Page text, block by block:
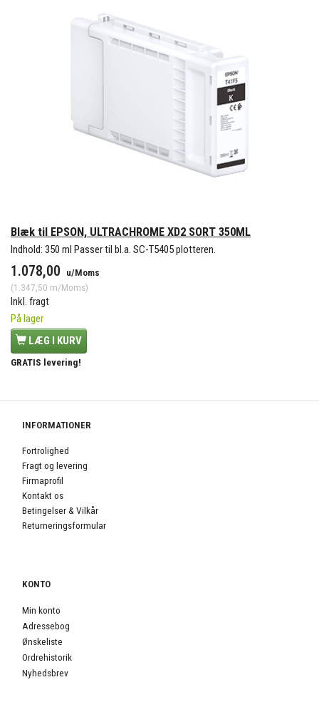
Blæk til EPSON, ULTRACHROME XD2 SORT 350ML
Indhold: 350 ml Passer til bl.a. SC-T5405 plotteren.
1.078,00
u/Moms
(1.347,50 m/Moms)
Inkl. fragt
På lager
LÆG I KURV
GRATIS levering!
INFORMATIONER
Fortrolighed
Fragt og levering
Firmaprofil
Kontakt os
Betingelser & Vilkår
Returneringsformular
KONTO
Min konto
Adressebog
Ønskeliste
Ordrehistorik
Nyhedsbrev